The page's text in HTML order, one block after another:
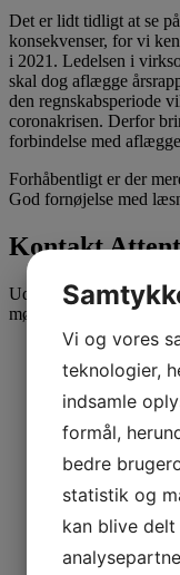
Det er lidt tidligt at se
konsekvenser, for vi
i 2021. Ledelsen i
skal dog aflægge
den regnskabsperiode
coronakrisen. Derfor
forbindelse med
Forhåbentligt er der
God fornøjelse med
Kontakt Attent
Udfyld formularen for
møde.
Vi og vores
teknologier,
indsamle
formål,
bedre
statistik og
kan blive